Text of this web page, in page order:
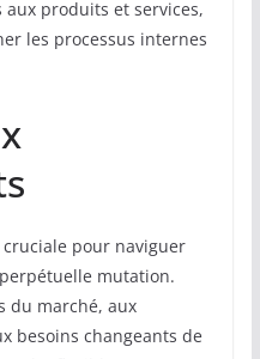
aux produits et services,
les processus internes
cruciale pour naviguer
mutation.
du marché, aux
besoins changeants de